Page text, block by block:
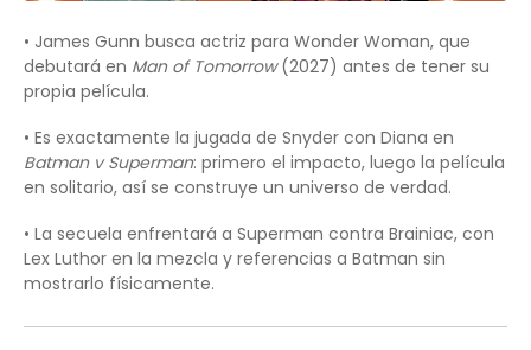
• James Gunn busca actriz para Wonder Woman, que
debutará en Man of Tomorrow(2027) antes de tener su
propia película.
• Es exactamente la jugada de Snyder con Diana en
Batman v Superman: primero el impacto, luego la película
en solitario, así se construye un universo de verdad.
• La secuela enfrentará a Superman contra Brainiac, con
Lex Luthor en la mezcla y referencias a Batman sin
mostrarlo físicamente.